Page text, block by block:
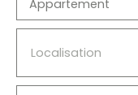
Appartement
Localisation